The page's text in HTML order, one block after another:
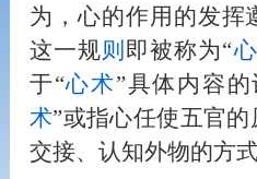
为，心的作用的发挥
这一规则 即被称为“
于“心术”具体内容的
术”或指心任使五官的
交接、认知外物的方